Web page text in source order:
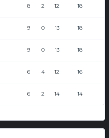
8 2 12 18
9 0 13 18
9 0 13 18
6 4 12 16
6 2 14 14